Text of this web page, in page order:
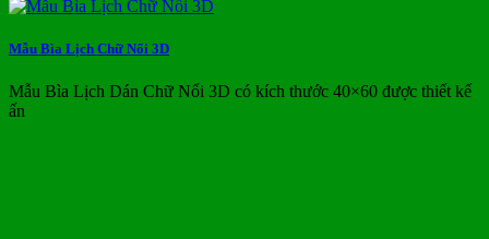
Mẫu Bìa Lịch Chữ Nổi 3D
Mẫu Bìa Lịch Dán Chữ Nổi 3D có kích thước 40×60 được thiết kế
ấn